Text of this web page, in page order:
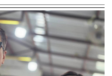
มาเป็นองค์ประชุมเพื่อลง
าผู้แทนราษฎรคนที่ 2
ด้เน้นย้ำว่า การแสดงตน
งตนไว้ด้วย เพื่อให้ประชาชน
ชุมจริงหรือไม่